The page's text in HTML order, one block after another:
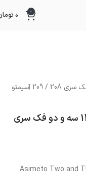
0 ۰
میکرومتر داخل 12mm – 0.08~0.5inch سه و دو فک سری
Asimeto Two and